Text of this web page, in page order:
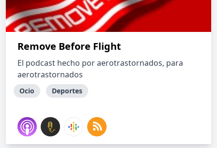
Remove Before Flight
El podcast hecho por aerotrastornados, para
aerotrastornados
Ocio Deportes